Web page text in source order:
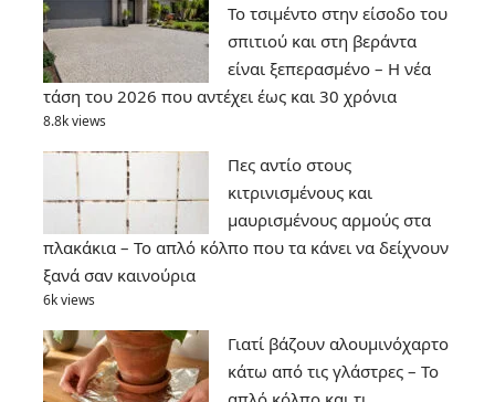
Το τσιμέντο στην είσοδο του
σπιτιού και στη βεράντα
είναι ξεπερασμένο – Η νέα
τάση του 2026 που αντέχει έως και 30 χρόνια
8.8k views
Πες αντίο στους
κιτρινισμένους και
μαυρισμένους αρμούς στα
πλακάκια – Το απλό κόλπο που τα κάνει να δείχνουν
ξανά σαν καινούρια
6k views
Γιατί βάζουν αλουμινόχαρτο
κάτω από τις γλάστρες – Το